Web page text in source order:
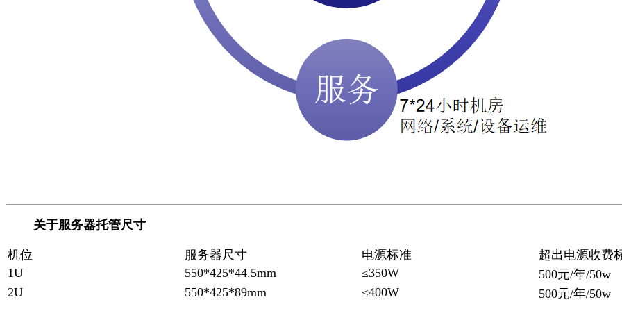
关于服务器托管尺寸
机位 服务器尺寸 电源标准
超出电源收费
1U
550*425*44.5mm ≤350W
500元/年/50w
2U
550*425*89mm ≤400W 500元/年/50w